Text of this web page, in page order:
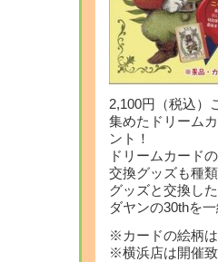
2,100円（税込）
集めたドリーム
ント！
ドリームカード
交換グッズも種
グッズと交換し
ダヤンの30thを
※カードの絵柄
※横浜店は開催